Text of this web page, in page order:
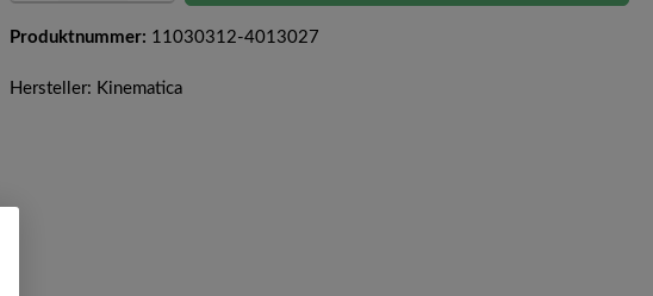
Produktnummer: 11030312-4013027
Hersteller: Kinematica